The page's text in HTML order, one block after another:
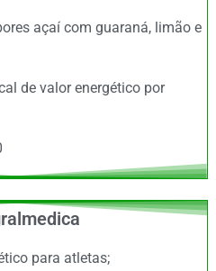
açaí com guaraná, limão e
de valor energético por
para atletas;